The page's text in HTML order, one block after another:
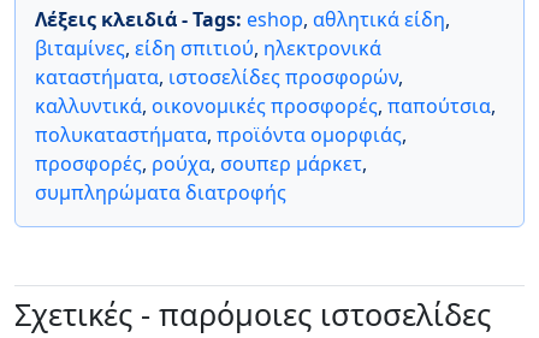
Λέξεις κλειδιά - Tags: eshop, αθλητικά είδη,
βιταμίνες, είδη σπιτιού, ηλεκτρονικά
καταστήματα, ιστοσελίδες προσφορών,
καλλυντικά, οικονομικές προσφορές, παπούτσια,
πολυκαταστήματα, προϊόντα ομορφιάς,
προσφορές, ρούχα, σουπερ μάρκετ,
συμπληρώματα διατροφής
Σχετικές - παρόμοιες ιστοσελίδες